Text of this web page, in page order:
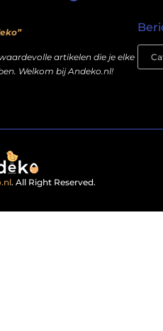
artikelen die je elke
Welkom bij Andeko.nl!
. All Right Reserved.